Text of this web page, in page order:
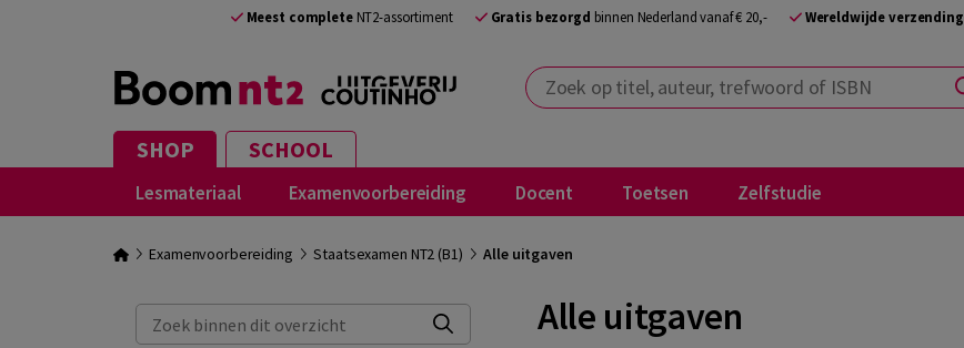
Meest completeNT2-assortiment Gratis bezorgd binnen Nederland vanaf € 20,- Wereldwijde verzending
Zoek op titel, auteur, trefwoord of ISBN
SHOP SCHOOL
Lesmateriaal Examenvoorbereiding Docent Toetsen Zelfstudie
Examenvoorbereiding Staatsexamen NT2 (B1) Alle uitgaven
Zoek binnen dit overzicht Alle uitgaven